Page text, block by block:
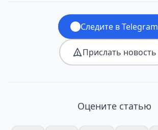
Следите в Telegram
Прислать новость
Оцените статью